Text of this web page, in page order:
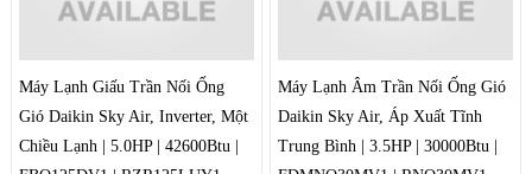
Máy Lạnh Giấu Trần Nối Ống
Gió Daikin Sky Air, Inverter, Một
Chiều Lạnh | 5.0HP | 42600Btu |
Máy Lạnh Âm Trần Nối Ống Gió
Daikin Sky Air, Áp Xuất Tĩnh
Trung Bình | 3.5HP | 30000Btu |